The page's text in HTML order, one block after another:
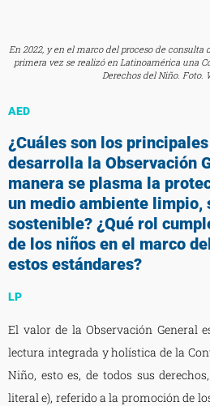
En 2022, y en el marco del proceso de consulta
primera vez se realizó en Latinoamérica una
Derechos del Niño. Foto.
AED
¿Cuáles son los
desarrolla la Observación
manera se plasma la
un medio ambiente limpio,
sostenible? ¿Qué rol
de los niños en el marco
estos estándares?
LP
El valor de la Observación General
lectura integrada y holística de la
Niño, esto es, de todos sus
literal e), referido a la promoción de